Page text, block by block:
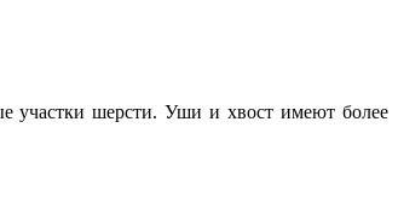
участки шерсти. Уши и хвост имеют более